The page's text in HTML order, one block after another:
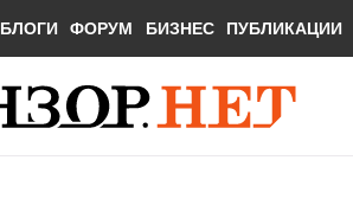
БЛОГИ ФОРУМ БИЗНЕС ПУБЛИКАЦИИ